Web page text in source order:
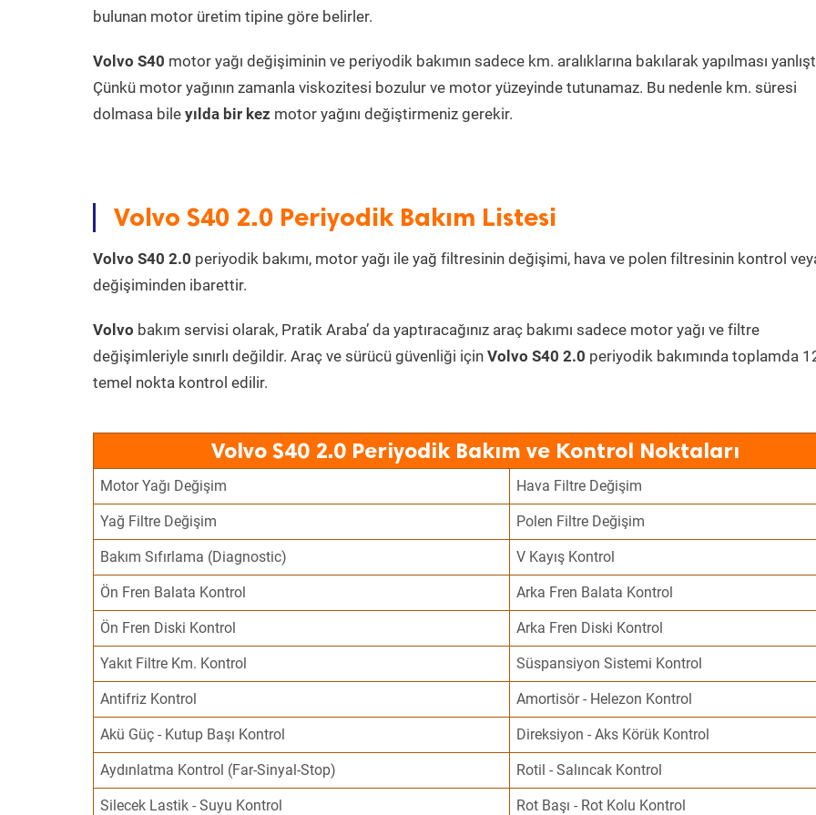
bulunan motor üretim tipine göre belirler.
Volvo S40 motor yağı değişiminin ve periyodik bakımın sadece km. aralıklarına bakılarak yapılması
Çünkü motor yağının zamanla viskozitesi bozulur ve motor yüzeyinde tutunamaz. Bu nedenle km. süresi
dolmasa bile yılda bir kez motor yağını değiştirmeniz gerekir.
Volvo S40 2.0 Periyodik Bakım Listesi
Volvo S40 2.0 periyodik bakımı, motor yağı ile yağ filtresinin değişimi, hava ve polen filtresinin kontrol
değişiminden ibarettir.
Volvo bakım servisi olarak, Pratik Araba’ da yaptıracağınız araç bakımı sadece motor yağı ve filtre
değişimleriyle sınırlı değildir. Araç ve sürücü güvenliği için Volvo S40 2.0 periyodik bakımında toplamda
temel nokta kontrol edilir.
Volvo S40 2.0 Periyodik Bakım ve Kontrol Noktaları
Motor Yağı Değişim Hava Filtre Değişim
Yağ Filtre Değişim Polen Filtre Değişim
Bakım Sıfırlama (Diagnostic) V Kayış Kontrol
Ön Fren Balata Kontrol Arka Fren Balata Kontrol
Ön Fren Diski Kontrol Arka Fren Diski Kontrol
Yakıt Filtre Km. Kontrol Süspansiyon Sistemi Kontrol
Antifriz Kontrol Amortisör - Helezon Kontrol
Akü Güç - Kutup Başı Kontrol Direksiyon - Aks Körük Kontrol
Aydınlatma Kontrol (Far-Sinyal-Stop) Rotil - Salıncak Kontrol
Silecek Lastik - Suyu Kontrol Rot Başı - Rot Kolu Kontrol